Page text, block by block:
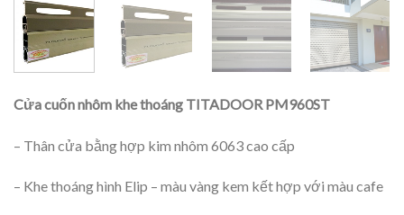
Cửa cuốn nhôm khe thoáng TITADOOR PM960ST
– Thân cửa bằng hợp kim nhôm 6063 cao cấp
– Khe thoáng hình Elip – màu vàng kem kết hợp với màu cafe